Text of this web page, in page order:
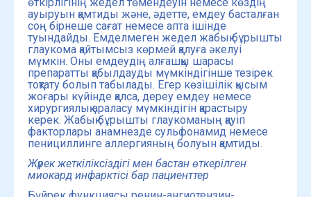
ауыруын қамтиды және, әдетте, емдеу басталған
соң бірнеше сағат немесе апта ішінде
туындайды. Емделмеген жедел жабық бұрышты
глаукома қайтымсыз көрмей қалуға әкелуі
мүмкін. Оны емдеудің алғашқы шарасы
препаратты қабылдауды мүмкіндігінше тезірек
тоқтату болып табылады. Егер көзішілік қысым
жоғары күйінде қалса, дереу емдеу немесе
хирургиялық араласу мүмкіндігін қарастыру
керек. Жабық бұрышты глаукоманың қауіп
факторлары анамнезде сульфонамид немесе
пенициллинге аллергияның болуын қамтиды.
Жүрек жеткіліксіздігі мен бастан өткерілген
миокард инфарктісі бар пациенттер